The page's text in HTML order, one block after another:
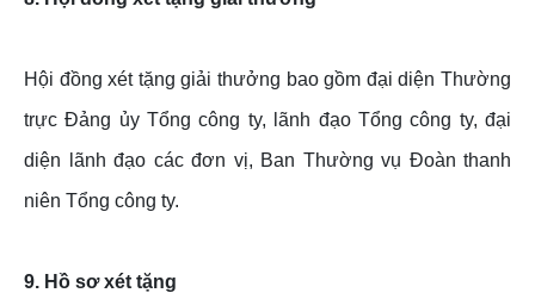
Hội đồng xét tặng giải thưởng bao gồm đại diện Thường
trực Đảng ủy Tổng công ty, lãnh đạo Tổng công ty, đại
diện lãnh đạo các đơn vị, Ban Thường vụ Đoàn thanh
niên Tổng công ty.
9. Hồ sơ xét tặng